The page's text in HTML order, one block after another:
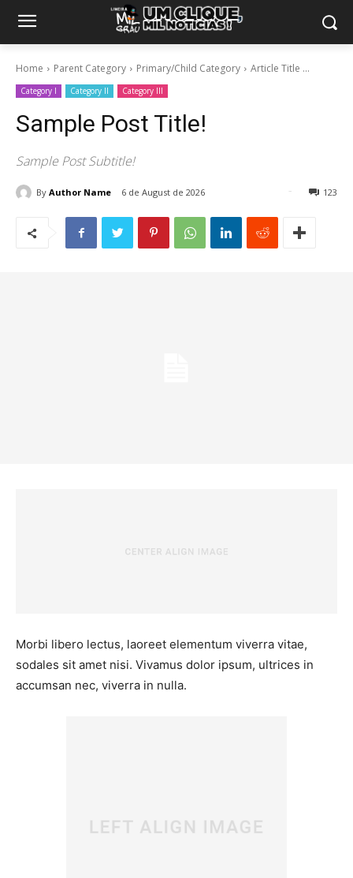
Home Parent Category Primary/Child Category Article Title ...
Category I Category II Category III
Sample Post Title!
Sample Post Subtitle!
By Author Name 6 de August de 2026 123
Morbi libero lectus, laoreet elementum viverra vitae,
sodales sit amet nisi. Vivamus dolor ipsum, ultrices in
accumsan nec, viverra in nulla.